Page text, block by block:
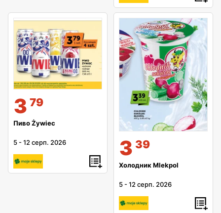
3 79
Пиво Żywiec
5 -12 серп. 2026 3 39
Холодник Mlekpol
5 -12 серп. 2026